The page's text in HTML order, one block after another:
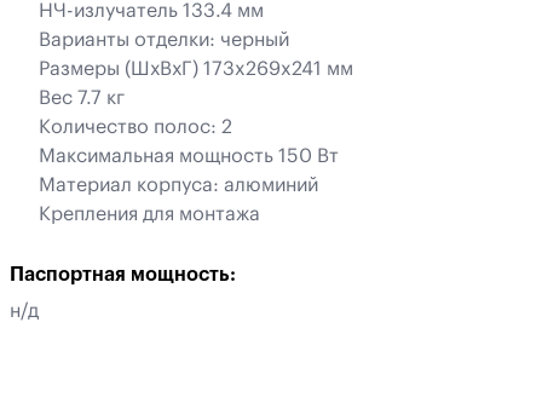
НЧ-излучатель 133.4 мм
Варианты отделки: черный
Размеры (ШхВхГ) 173x269x241 мм
Вес 7.7 кг
Количество полос: 2
Максимальная мощность 150 Вт
Материал корпуса: алюминий
Крепления для монтажа
Паспортная мощность:
н/д